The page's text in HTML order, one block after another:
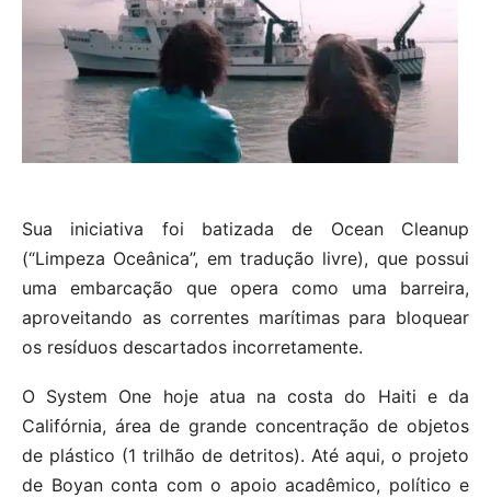
Sua iniciativa foi batizada de Ocean Cleanup
(“Limpeza Oceânica”, em tradução livre), que possui
uma embarcação que opera como uma barreira,
aproveitando as correntes marítimas para bloquear
os resíduos descartados incorretamente.
O System One hoje atua na costa do Haiti e da
Califórnia, área de grande concentração de objetos
de plástico (1 trilhão de detritos). Até aqui, o projeto
de Boyan conta com o apoio acadêmico, político e